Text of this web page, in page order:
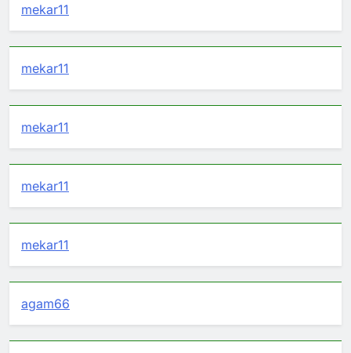
mekar11
mekar11
mekar11
mekar11
mekar11
agam66